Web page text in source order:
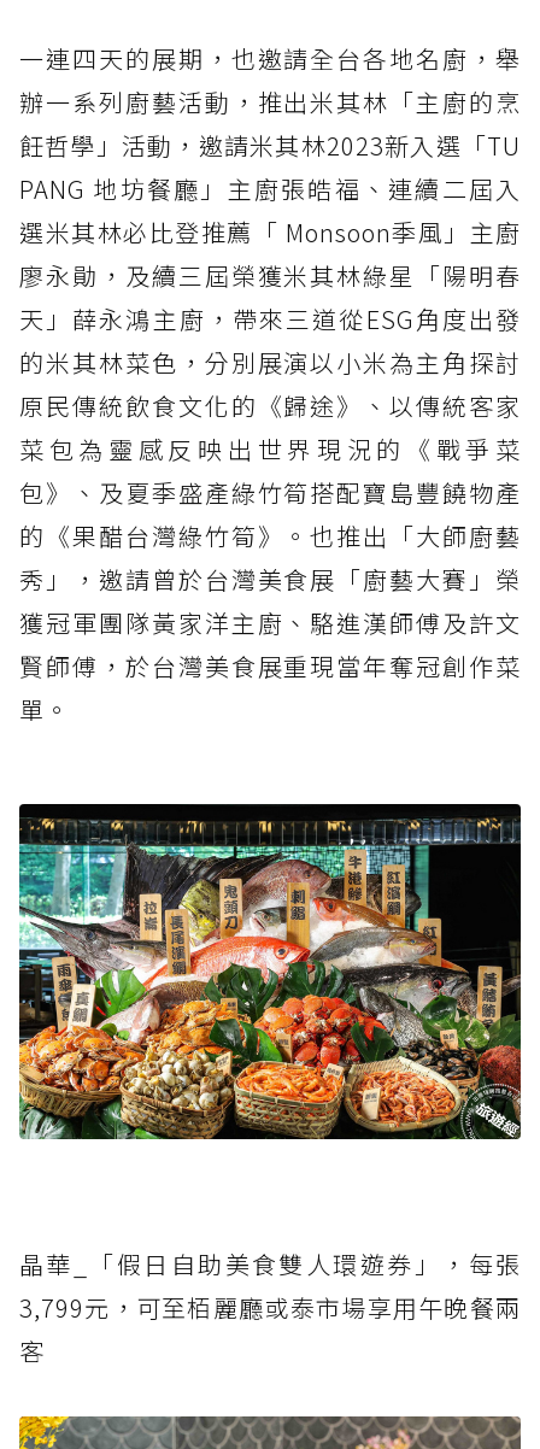
一連四天的展期，也邀請全台各地名廚，舉
辦一系列廚藝活動，推出米其林「主廚的烹
飪哲學」活動，邀請米其林2023新入選「TU
PANG 地坊餐廳」主廚張皓福、連續二屆入
選米其林必比登推薦「 Monsoon季風」主廚
廖永勛，及續三屆榮獲米其林綠星「陽明春
天」薛永鴻主廚，帶來三道從ESG角度出發
的米其林菜色，分別展演以小米為主角探討
原民傳統飲食文化的《歸途》、以傳統客家
菜包為靈感反映出世界現況的《戰爭菜
包》、及夏季盛產綠竹筍搭配寶島豐饒物產
的《果醋台灣綠竹筍》。也推出「大師廚藝
秀」，邀請曾於台灣美食展「廚藝大賽」榮
獲冠軍團隊黃家洋主廚、駱進漢師傅及許文
賢師傅，於台灣美食展重現當年奪冠創作菜
單。
晶華_「假日自助美食雙人環遊券」，每張
3,799元，可至栢麗廳或泰市場享用午晚餐兩
客